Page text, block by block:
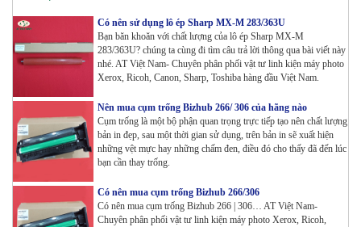
Máy in Laser Đơn năng G&G GP4200DW in Đảo mặt ,
Wifi
Tham Khảo
Máy in Laser Đơn năng G&G GP3300DW in Đảo mặt ,
Tham Khảo
Máy in Đa chức năng G&G GM3310DW in , scan ,
Tham Khảo
Có nên sử dụng lô ép Sharp MX-M 283/363U
Bạn băn khoăn với chất lượng của lô ép Sharp MX-M
283/363U? chúng ta cùng đi tìm câu trả lời thông qua bài viết này
nhé. AT Việt Nam- Chuyên phân phối vật tư linh kiện máy photo
Xerox, Ricoh, Canon, Sharp, Toshiba hàng đầu Việt Nam.
Nên mua cụm trống Bizhub 266/ 306 của hãng nào
Cụm trống là một bộ phận quan trọng trực tiếp tạo nên chất lượng
bản in đẹp, sau một thời gian sử dụng, trên bản in sẽ xuất hiện
những vệt mực hay những chấm đen, điều đó cho thấy đã đến lúc
bạn cần thay trống.
Có nên mua cụm trống Bizhub 266/306
Có nên mua cụm trống Bizhub 266 | 306… AT Việt Nam-
Chuyên phân phối vật tư linh kiện máy photo Xerox, Ricoh,